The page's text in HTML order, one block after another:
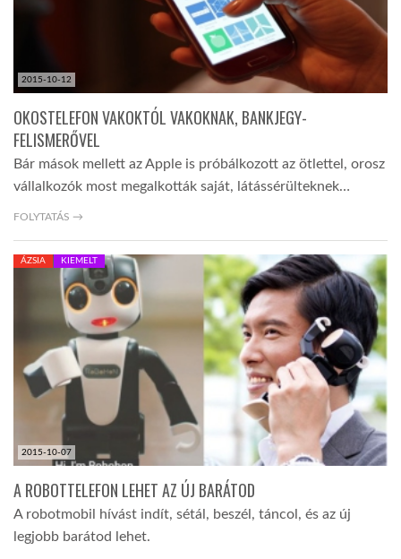
2015-10-12
OKOSTELEFON VAKOKTÓL VAKOKNAK, BANKJEGY-
FELISMERŐVEL
Bár mások mellett az Apple is próbálkozott az ötlettel, orosz
vállalkozók most megalkották saját, látássérülteknek…
FOLYTATÁS →
2015-10-07
ÁZSIA KIEMELT
A ROBOTTELEFON LEHET AZ ÚJ BARÁTOD
A robotmobil hívást indít, sétál, beszél, táncol, és az új
legjobb barátod lehet.